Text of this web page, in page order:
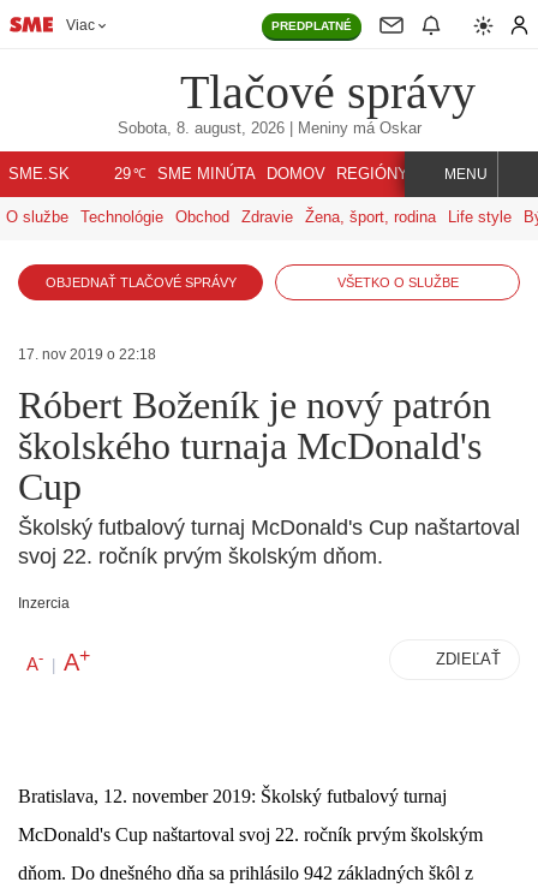
Viac PREDPLATNÉ
Tlačové správy
Sobota, 8. august, 2026| Meniny má Oskar
SME.SK 29℃ SME MINÚTA DOMOV REGIÓNY INDEX SVET
MENU
O službe Technológie Obchod Zdravie Žena, šport, rodina Life style
OBJEDNAŤ TLAČOVÉ SPRÁVY VŠETKO O SLUŽBE
17. nov 2019 o 22:18
Róbert Boženík je nový patrón
školského turnaja McDonald's
Cup
Školský futbalový turnaj McDonald's Cup naštartoval
svoj 22. ročník prvým školským dňom.
Inzercia
A- | A+ ZDIEĽAŤ
Bratislava, 12. november 2019: Školský futbalový turnaj
McDonald's Cup naštartoval svoj 22. ročník prvým školským
dňom. Do dnešného dňa sa prihlásilo 942 základných škôl z